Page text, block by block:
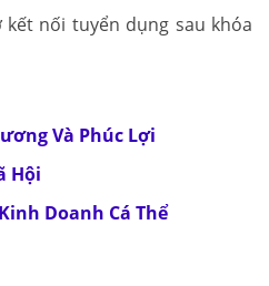
nối tuyển dụng sau khóa
Và Phúc Lợi
Hội
Doanh Cá Thể